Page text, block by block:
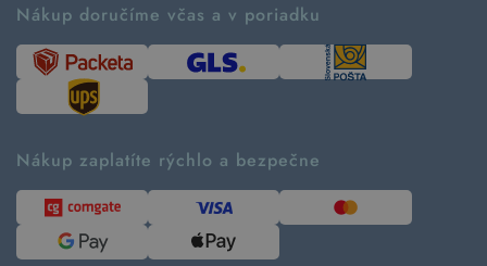
Návod ako nakupovať
Tabuľka veľkostí
Predávané značky
Kontakt
Ako tvoríme second hand
Časté otázky
Kde pomáhame
Udržateľnosť
Blog
Pre médiá
Nákup doručíme včas a v poriadku
Nákup zaplatíte rýchlo a bezpečne